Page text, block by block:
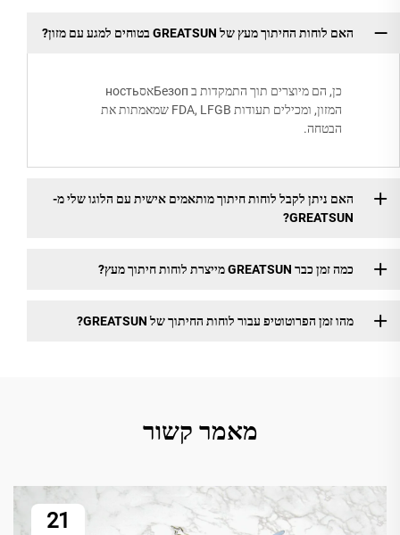
האם לוחות החיתוך מעץ של GREATSUN בטוחים למגע עם מזון?
כן, הם מיוצרים תוך התמקדות ב Безопאסность
המזון, ומכילים תעודות FDA, LFGB שמאמתות את
הבטחה.
האם ניתן לקבל לוחות חיתוך מותאמים אישית עם הלוגו שלי מ-
GREATSUN?
כמה זמן כבר GREATSUN מייצרת לוחות חיתוך מעץ?
מהו זמן הפרוטוטיפ עבור לוחות החיתוך של GREATSUN?
מאמר קשור
21